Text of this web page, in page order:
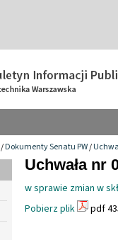
/Dokumenty Senatu PW/
Uchwała nr
w sprawie zmian w
Pobierz plik
pdf